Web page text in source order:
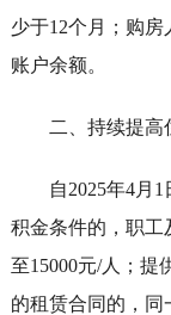
少于12个月；购
账户余额。
二、持续提
自2025年4月
积金条件的，职工
至15000元/人；提
的租赁合同的，同